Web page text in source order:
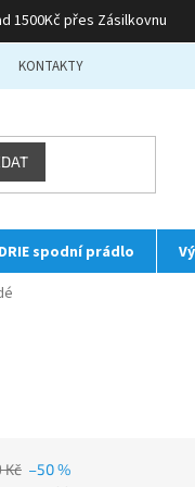
1500Kč přes Zásilkovnu
KONTAKTY
spodní prádlo
Kč –50 %